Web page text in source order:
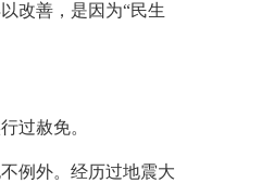
改善，是因为“民生
过赦免。
例外。经历过地震大